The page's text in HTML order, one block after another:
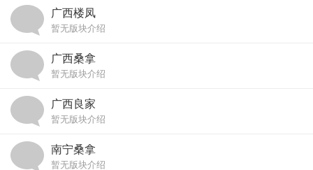
广西楼凤
暂无版块介绍
广西桑拿
暂无版块介绍
广西良家
暂无版块介绍
南宁桑拿
暂无版块介绍